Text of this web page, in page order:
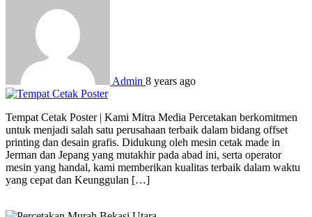
Admin 8 years ago
Tempat Cetak Poster | Kami Mitra Media Percetakan berkomitmen
untuk menjadi salah satu perusahaan terbaik dalam bidang offset
printing dan desain grafis. Didukung oleh mesin cetak made in
Jerman dan Jepang yang mutakhir pada abad ini, serta operator
mesin yang handal, kami memberikan kualitas terbaik dalam waktu
yang cepat dan Keunggulan […]